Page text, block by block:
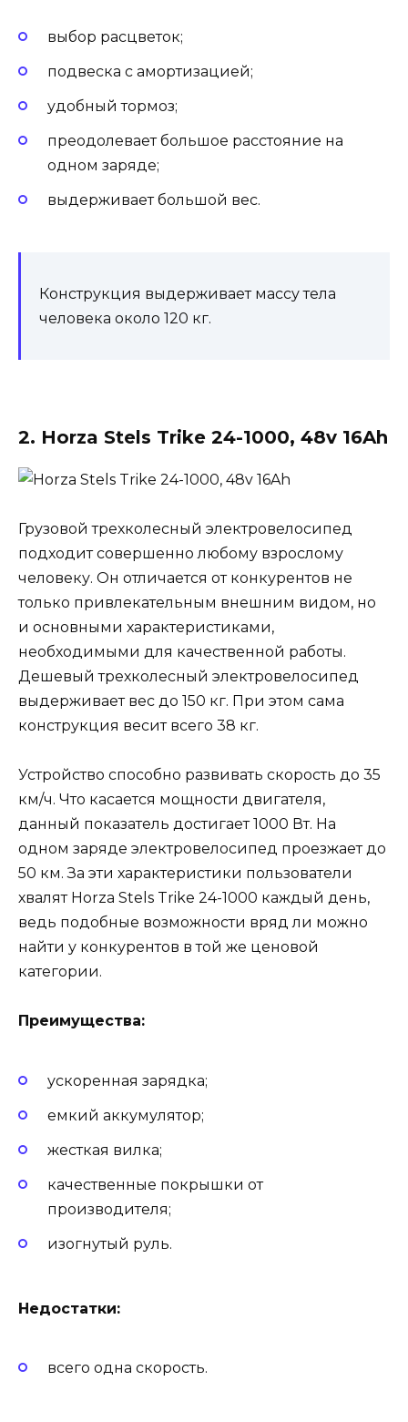
выбор расцветок;
подвеска с амортизацией;
удобный тормоз;
преодолевает большое расстояние на
одном заряде;
выдерживает большой вес.
Конструкция выдерживает массу тела
человека около 120 кг.
2. Horza Stels Trike 24-1000, 48v 16Ah
Грузовой трехколесный электровелосипед
подходит совершенно любому взрослому
человеку. Он отличается от конкурентов не
только привлекательным внешним видом, но
и основными характеристиками,
необходимыми для качественной работы.
Дешевый трехколесный электровелосипед
выдерживает вес до 150 кг. При этом сама
конструкция весит всего 38 кг.
Устройство способно развивать скорость до 35
км/ч. Что касается мощности двигателя,
данный показатель достигает 1000 Вт. На
одном заряде электровелосипед проезжает до
50 км. За эти характеристики пользователи
хвалят Horza Stels Trike 24-1000 каждый день,
ведь подобные возможности вряд ли можно
найти у конкурентов в той же ценовой
категории.
Преимущества:
ускоренная зарядка;
емкий аккумулятор;
жесткая вилка;
качественные покрышки от
производителя;
изогнутый руль.
Недостатки:
всего одна скорость.